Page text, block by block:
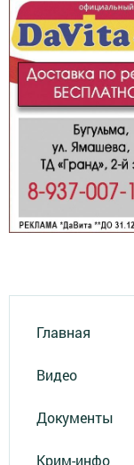
Главная
Видео
Документы
Крим-инфо